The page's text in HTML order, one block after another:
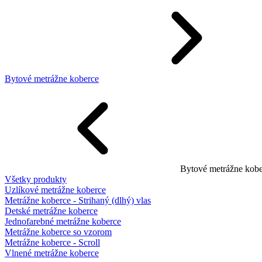
Bytové metrážne koberce
Bytové metrážne
Všetky produkty
Uzlíkové metrážne koberce
Metrážne koberce - Strihaný (dlhý) vlas
Detské metrážne koberce
Jednofarebné metrážne koberce
Metrážne koberce so vzorom
Metrážne koberce - Scroll
Vlnené metrážne koberce